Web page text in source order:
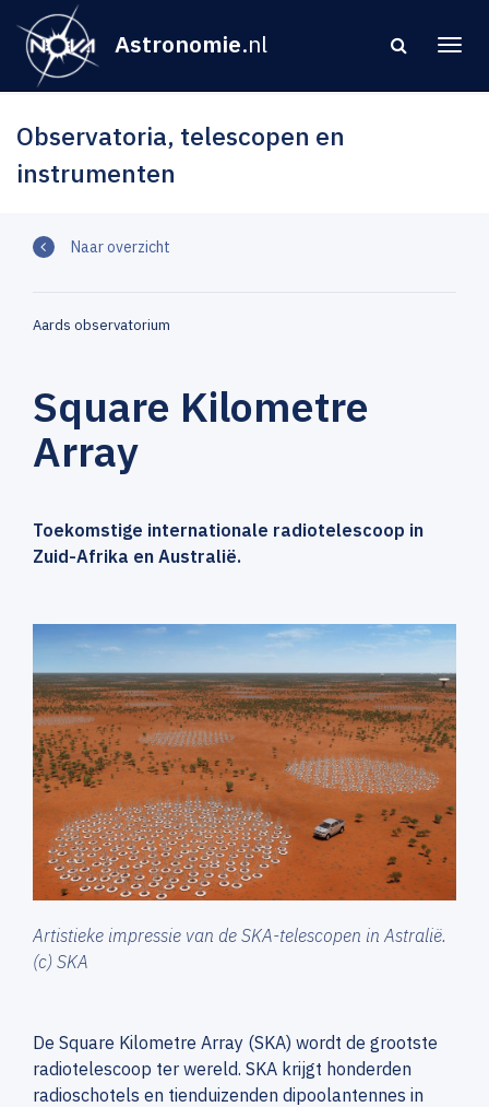
Astronomie.nl
Observatoria, telescopen en
instrumenten
Naar overzicht
Aards observatorium
Square Kilometre
Array
Toekomstige internationale radiotelescoop in
Zuid-Afrika en Australië.
Artistieke impressie van de SKA-telescopen in Astralië.
(c) SKA
De Square Kilometre Array (SKA) wordt de grootste
radiotelescoop ter wereld. SKA krijgt honderden
radioschotels en tienduizenden dipoolantennes in